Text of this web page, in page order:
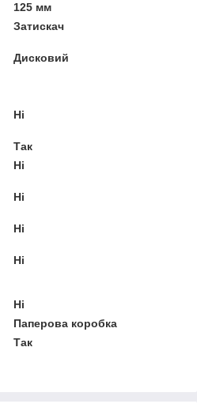
125 мм
Затискач
Дисковий
Ні
Так
Ні
Ні
Ні
Ні
Ні
Паперова коробка
Так